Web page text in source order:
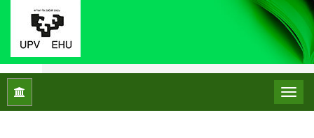
Inicio Núm. 31 (2024): Monográfico: Didáctica